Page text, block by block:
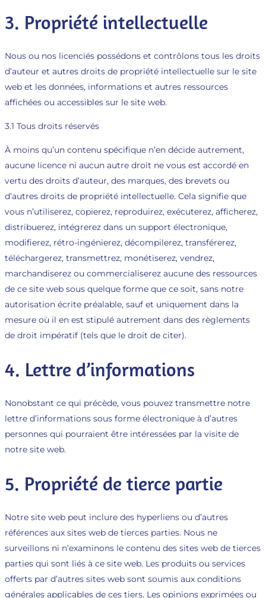
3. Propriété intellectuelle
Nous ou nos licenciés possédons et contrôlons tous les droits
d’auteur et autres droits de propriété intellectuelle sur le site
web et les données, informations et autres ressources
affichées ou accessibles sur le site web.
3.1 Tous droits réservés
À moins qu’un contenu spécifique n’en décide autrement,
aucune licence ni aucun autre droit ne vous est accordé en
vertu des droits d’auteur, des marques, des brevets ou
d’autres droits de propriété intellectuelle. Cela signifie que
vous n’utiliserez, copierez, reproduirez, exécuterez, afficherez,
distribuerez, intégrerez dans un support électronique,
modifierez, rétro-ingénierez, décompilerez, transférerez,
téléchargerez, transmettrez, monétiserez, vendrez,
marchandiserez ou commercialiserez aucune des ressources
de ce site web sous quelque forme que ce soit, sans notre
autorisation écrite préalable, sauf et uniquement dans la
mesure où il en est stipulé autrement dans des règlements
de droit impératif (tels que le droit de citer).
4. Lettre d’informations
Nonobstant ce qui précède, vous pouvez transmettre notre
lettre d’informations sous forme électronique à d’autres
personnes qui pourraient être intéressées par la visite de
notre site web.
5. Propriété de tierce partie
Notre site web peut inclure des hyperliens ou d’autres
références aux sites web de tierces parties. Nous ne
surveillons ni n’examinons le contenu des sites web de tierces
parties qui sont liés à ce site web. Les produits ou services
offerts par d’autres sites web sont soumis aux conditions
générales applicables de ces tiers. Les opinions exprimées ou